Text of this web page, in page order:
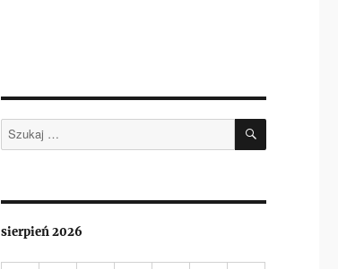
Szukaj: SZUKAJ
sierpień 2026